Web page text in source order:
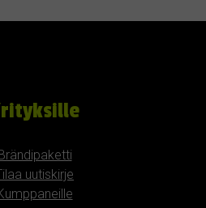
Brändipaketti
uutiskirje